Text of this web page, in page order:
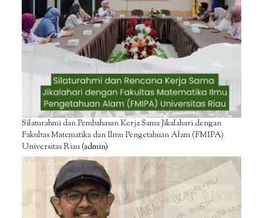
Silaturahmi dan Pembahasan Kerja Sama Jikalahari dengan
Fakultas Matematika dan Ilmu Pengetahuan Alam (FMIPA)
Universitas Riau(admin)